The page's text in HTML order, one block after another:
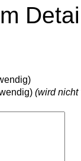
(wird nicht